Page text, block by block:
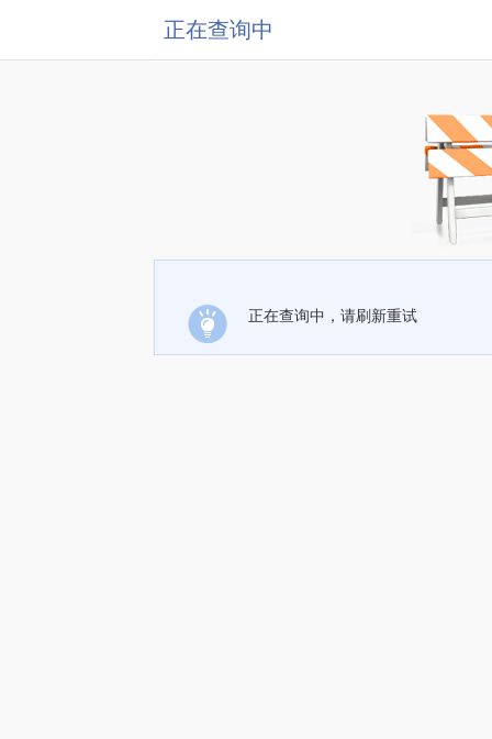
正在查询中
正在查询中，请刷新重试